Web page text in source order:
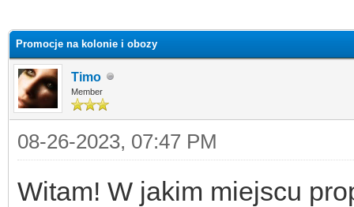
Promocje na kolonie i obozy
Timo
Member
08-26-2023, 07:47 PM
Witam! W jakim miejscu